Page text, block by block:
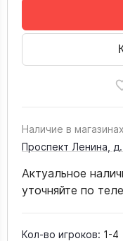
Наличие в
Проспект Ленина,
Актуальное
уточняйте по
Кол-во игроков: 1-4